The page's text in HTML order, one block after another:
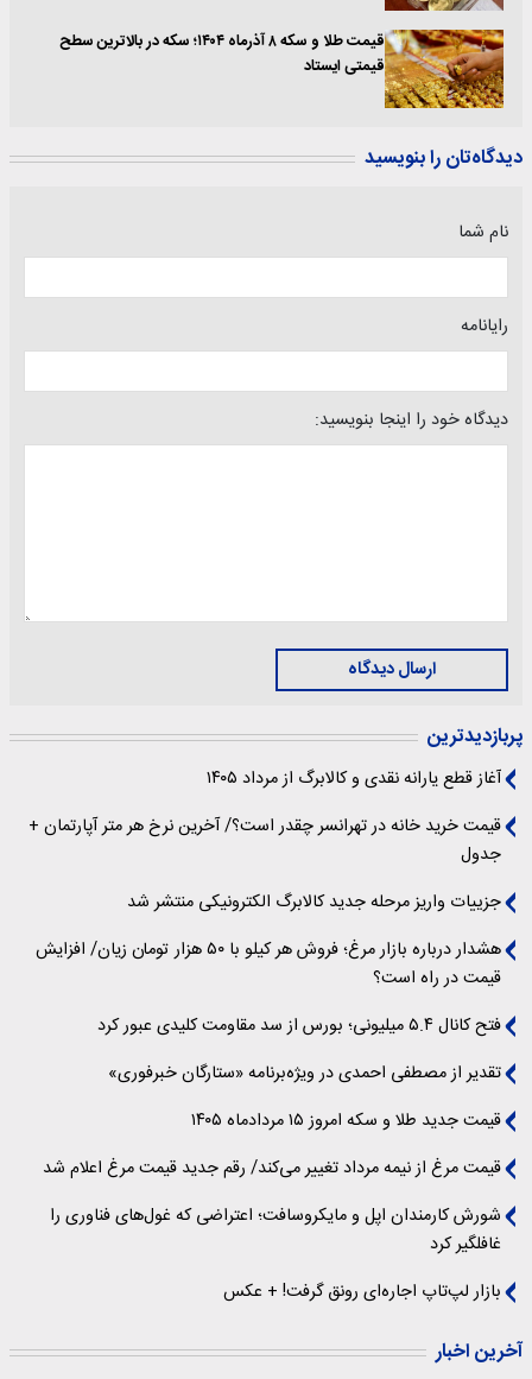
قیمت طلا و سکه ۸ آذرماه ۱۴۰۴؛ سکه در بالاترین سطح
قیمتی ایستاد
دیدگاه‌تان را بنویسید
نام شما
رایانامه
دیدگاه خود را اینجا بنویسید:
ارسال دیدگاه
پربازدیدترین
آغاز قطع یارانه نقدی و کالابرگ از مرداد ۱۴۰۵
قیمت خرید خانه در تهرانسر چقدر است؟/ آخرین نرخ هر متر آپارتمان +
جدول
جزییات واریز مرحله جدید کالابرگ الکترونیکی منتشر شد
هشدار درباره بازار مرغ؛ فروش هر کیلو با ۵۰ هزار تومان زیان/ افزایش
قیمت در راه است؟
فتح کانال ۵.۴ میلیونی؛ بورس از سد مقاومت کلیدی عبور کرد
تقدیر از مصطفی احمدی در ویژه‌برنامه «ستارگان خبرفوری»
قیمت جدید طلا و سکه امروز ۱۵ مردادماه ۱۴۰۵
قیمت مرغ از نیمه مرداد تغییر می‌کند/ رقم جدید قیمت مرغ اعلام شد
شورش کارمندان اپل و مایکروسافت؛ اعتراضی که غول‌های فناوری را
غافلگیر کرد
بازار لپ‌تاپ اجاره‌ای رونق گرفت! + عکس
آخرین اخبار